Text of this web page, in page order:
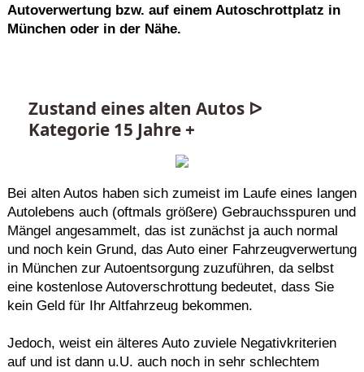
Autoverwertung bzw. auf einem Autoschrottplatz in
München oder in der Nähe.
Zustand eines alten Autos ᐅ
Kategorie 15 Jahre +
Bei alten Autos haben sich zumeist im Laufe eines langen
Autolebens auch (oftmals größere) Gebrauchsspuren und
Mängel angesammelt, das ist zunächst ja auch normal
und noch kein Grund, das Auto einer Fahrzeugverwertung
in München zur Autoentsorgung zuzuführen, da selbst
eine kostenlose Autoverschrottung bedeutet, dass Sie
kein Geld für Ihr Altfahrzeug bekommen.
Jedoch, weist ein älteres Auto zuviele Negativkriterien
auf und ist dann u.U. auch noch in sehr schlechtem